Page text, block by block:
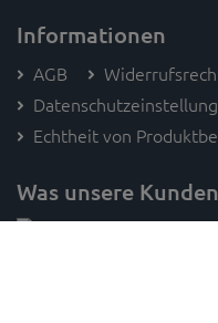
Informationen
AGB
Echtheit von
Was unsere